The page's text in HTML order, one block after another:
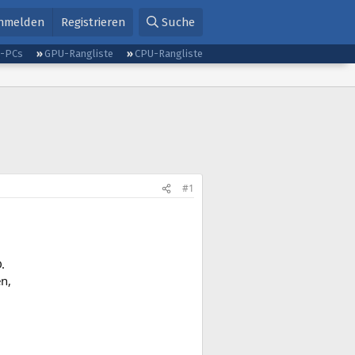
Registrieren Suche
PCs GPU-Rangliste
CPU-Rangliste
#1